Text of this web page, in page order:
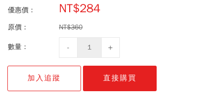
優惠價： NT$284
原價： NT$360
數量：
加入追蹤 直接購買